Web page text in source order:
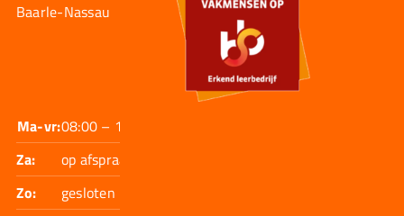
Baarle-Nassau
Ma-vr:08:00 – 17:30
Za:
op afspraak
Zo:
gesloten